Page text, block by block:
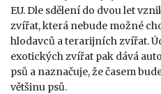
EU. Dle sdělení do dvou let
zvířat, která nebude možné
hlodavců a terarijních zvířat.
exotických zvířat pak dává
psů a naznačuje, že časem
většinu psů.